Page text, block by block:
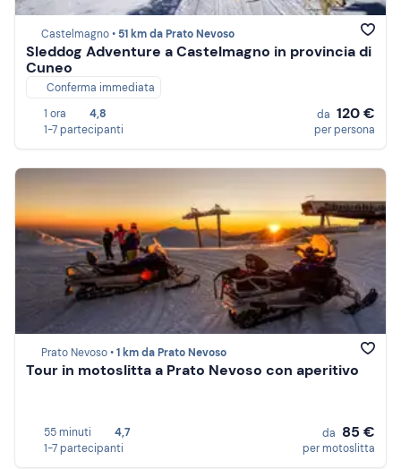
Castelmagno • 51 km da Prato Nevoso
Sleddog Adventure a Castelmagno in provincia di
Cuneo
Conferma immediata
1 ora
4,8
1-7 partecipanti
da 120 €
per persona
Prato Nevoso •1 km da Prato Nevoso
Tour in motoslitta a Prato Nevoso con aperitivo
55 minuti
4,7
1-7 partecipanti
da 85 €
per motoslitta